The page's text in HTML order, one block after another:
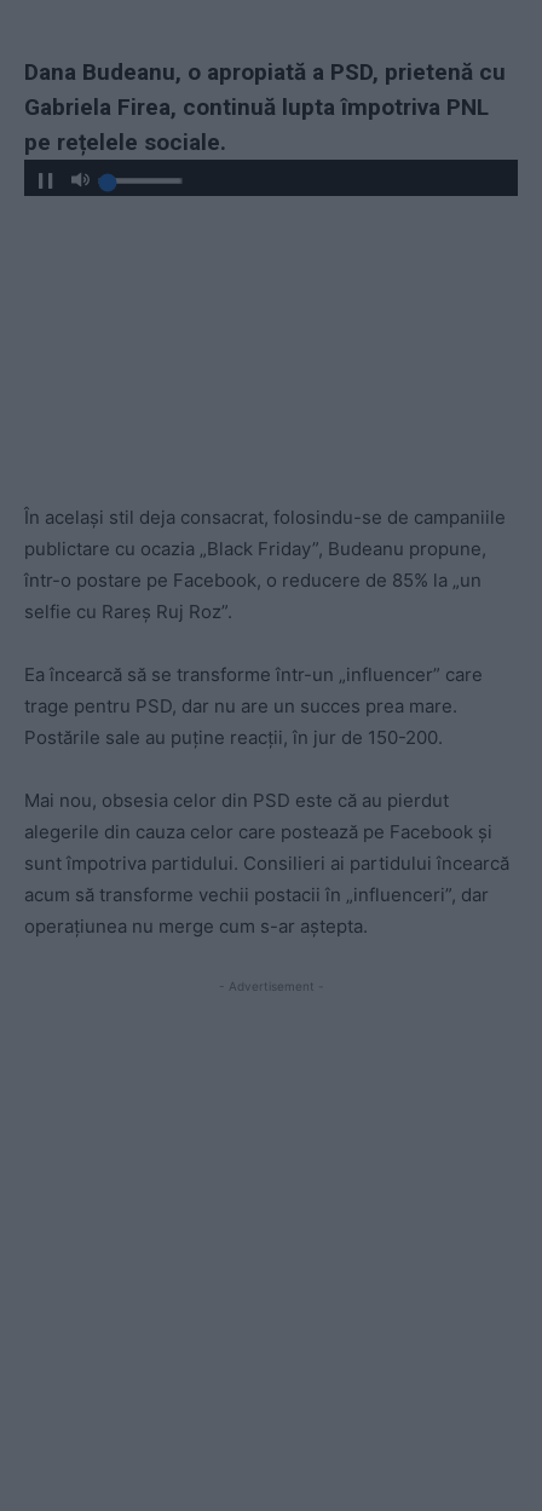
Dana Budeanu, o apropiată a PSD, prietenă cu
Gabriela Firea, continuă lupta împotriva PNL
pe rețelele sociale.
În același stil deja consacrat, folosindu-se de campaniile
publictare cu ocazia „Black Friday”, Budeanu propune,
într-o postare pe Facebook, o reducere de 85% la „un
selfie cu Rareș Ruj Roz”.
Ea încearcă să se transforme într-un „influencer” care
trage pentru PSD, dar nu are un succes prea mare.
Postările sale au puține reacții, în jur de 150-200.
Mai nou, obsesia celor din PSD este că au pierdut
alegerile din cauza celor care postează pe Facebook și
sunt împotriva partidului. Consilieri ai partidului încearcă
acum să transforme vechii postacii în „influenceri”, dar
operațiunea nu merge cum s-ar aștepta.
- Advertisement -